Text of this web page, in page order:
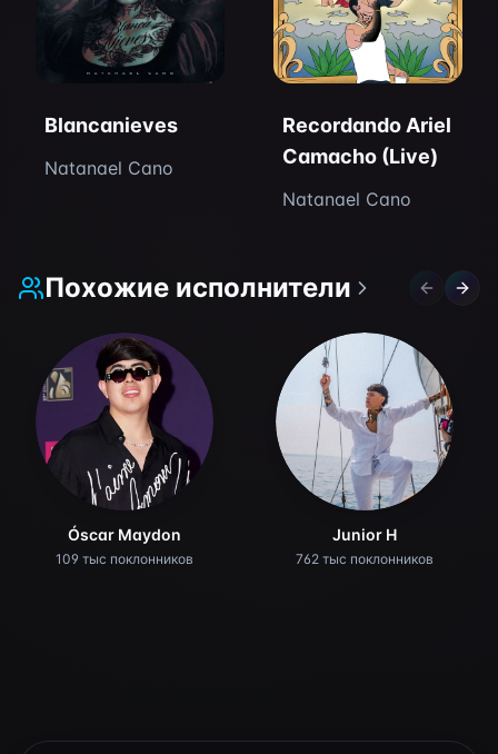
Blancanieves
Natanael Cano
Recordando Ariel
Camacho (Live)
Natanael Cano
Похожие исполнители Previous
Óscar Maydon
109 тыс поклонников
Junior H
762 тыс поклонников